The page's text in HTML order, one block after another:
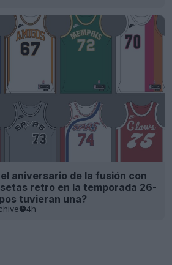
aniversario de la fusión con
retro en la temporada 26-
tuvieran una?
4h